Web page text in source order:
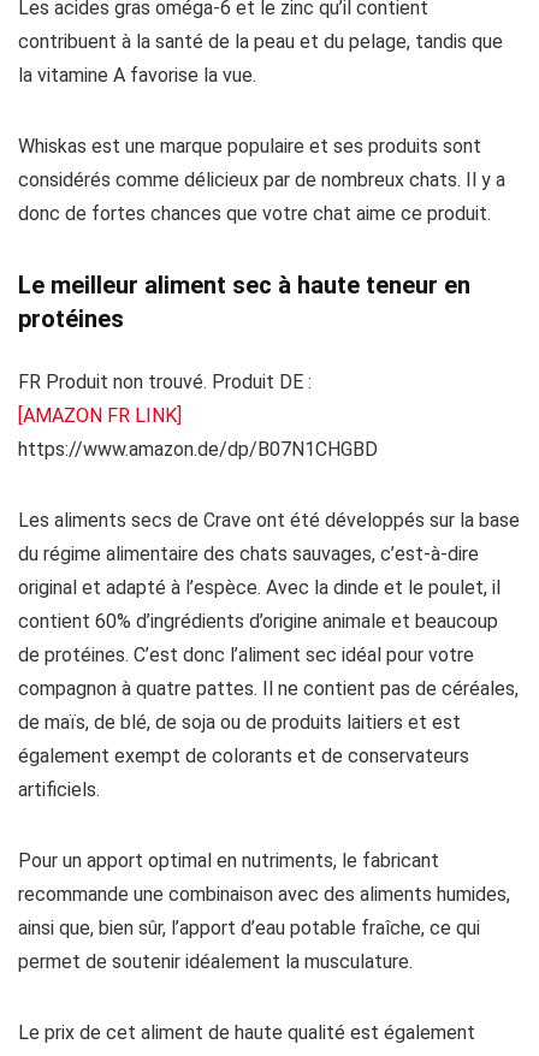
Les acides gras oméga-6 et le zinc qu’il contient
contribuent à la santé de la peau et du pelage, tandis que
la vitamine A favorise la vue.
Whiskas est une marque populaire et ses produits sont
considérés comme délicieux par de nombreux chats. Il y a
donc de fortes chances que votre chat aime ce produit.
Le meilleur aliment sec à haute teneur en
protéines
FR Produit non trouvé. Produit DE :
[AMAZON FR LINK]
https://www.amazon.de/dp/B07N1CHGBD
Les aliments secs de Crave ont été développés sur la base
du régime alimentaire des chats sauvages, c’est-à-dire
original et adapté à l’espèce. Avec la dinde et le poulet, il
contient 60% d’ingrédients d’origine animale et beaucoup
de protéines. C’est donc l’aliment sec idéal pour votre
compagnon à quatre pattes. Il ne contient pas de céréales,
de maïs, de blé, de soja ou de produits laitiers et est
également exempt de colorants et de conservateurs
artificiels.
Pour un apport optimal en nutriments, le fabricant
recommande une combinaison avec des aliments humides,
ainsi que, bien sûr, l’apport d’eau potable fraîche, ce qui
permet de soutenir idéalement la musculature.
Le prix de cet aliment de haute qualité est également